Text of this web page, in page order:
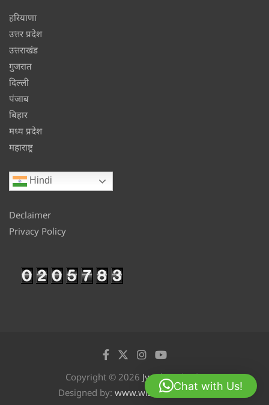
हरियाणा
उत्तर प्रदेश
उत्तराखंड
गुजरात
दिल्ली
पंजाब
बिहार
मध्य प्रदेश
महाराष्ट्र
Hindi
Declaimer
Privacy Policy
Copyright © 2026 Jyotikan
Designed by: www.wizinfotech.com
Chat with Us!